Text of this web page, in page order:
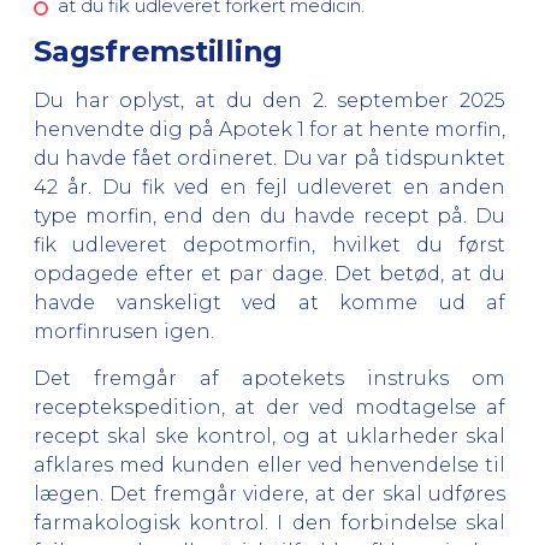
at du fik udleveret forkert medicin.
Sagsfremstilling
Du har oplyst, at du den 2. september 2025
henvendte dig på Apotek 1 for at hente morfin,
du havde fået ordineret. Du var på tidspunktet
42 år. Du fik ved en fejl udleveret en anden
type morfin, end den du havde recept på. Du
fik udleveret depotmorfin, hvilket du først
opdagede efter et par dage. Det betød, at du
havde vanskeligt ved at komme ud af
morfinrusen igen.
Det fremgår af apotekets instruks om
receptekspedition, at der ved modtagelse af
recept skal ske kontrol, og at uklarheder skal
afklares med kunden eller ved henvendelse til
lægen. Det fremgår videre, at der skal udføres
farmakologisk kontrol. I den forbindelse skal